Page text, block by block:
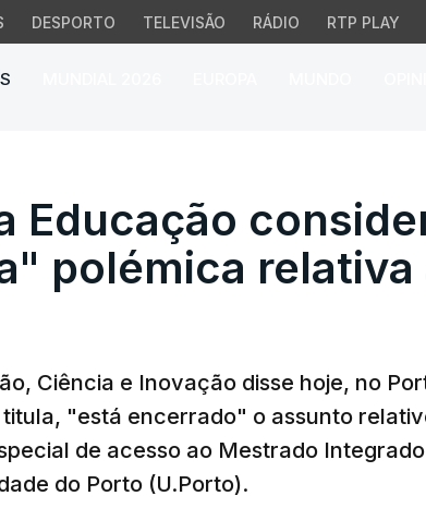
DESPORTO TELEVISÃO RÁDIO RTP PLAY
Educação
polémica relativa
Ciência e Inovação disse hoje, no
"está encerrado" o assunto
de acesso ao Mestrado
do Porto (U.Porto).